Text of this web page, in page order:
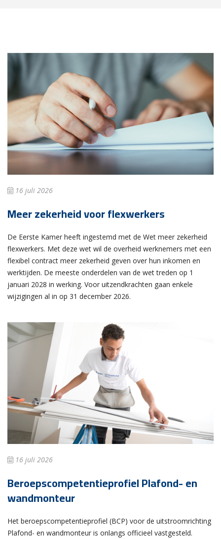
16 juli 2026
Meer zekerheid voor flexwerkers
De Eerste Kamer heeft ingestemd met de Wet meer zekerheid
flexwerkers. Met deze wet wil de overheid werknemers met een
flexibel contract meer zekerheid geven over hun inkomen en
werktijden. De meeste onderdelen van de wet treden op 1
januari 2028 in werking. Voor uitzendkrachten gaan enkele
wijzigingen al in op 31 december 2026.
16 juli 2026
Beroepscompetentieprofiel Plafond- en
wandmonteur
Het beroepscompetentieprofiel (BCP) voor de uitstroomrichting
Plafond- en wandmonteur is onlangs officieel vastgesteld.